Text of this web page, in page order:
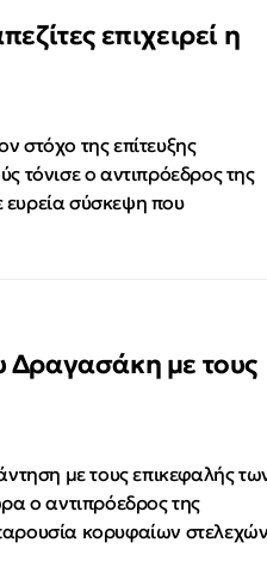
επιχειρεί η
στόχο της επίτευξης
τόνισε ο αντιπρόεδρος της
σύσκεψη που
Δραγασάκη με τους
με τους επικεφαλής
ο αντιπρόεδρος της
κορυφαίων